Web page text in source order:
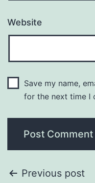
Website
Save my name,
for the next time I
Previous post